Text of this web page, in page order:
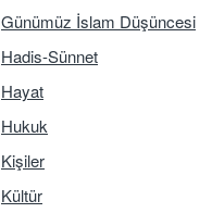
Günümüz İslam Düşüncesi
Hadis-Sünnet
Hayat
Hukuk
Kişiler
Kültür